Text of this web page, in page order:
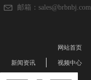
邮箱： sales@brbnbj.com
网站首页
新闻资讯 视频中心